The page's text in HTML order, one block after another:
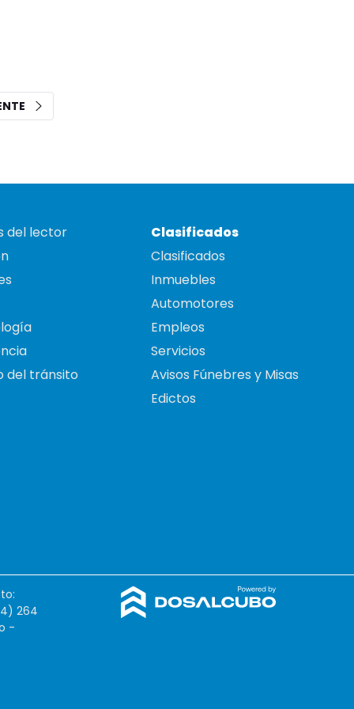
del lector
del tránsito
Clasificados
Clasificados
Inmuebles
Automotores
Empleos
Servicios
Avisos Fúnebres y Misas
Edictos
264
-